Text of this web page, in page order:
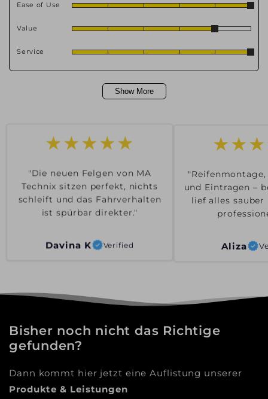
Ease of Use
Value
Service
Show More
★★★★★
"Die neuen Felgen von MA
Technix sitzen perfekt, nichts
schleift und das Fahrverhalten
ist spürbar direkter."
Davina K Verified
und Eintragen –
lief alles
Aliza
Bisher noch nicht das Richtige
gefunden?
Dann kommt hier jetzt eine Auflistung unserer
Produkte & Leistungen